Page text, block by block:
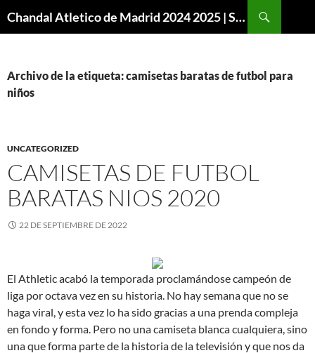
Chandal Atletico de Madrid 2024 2025 | SuperVigo
Archivo de la etiqueta: camisetas baratas de futbol para
niños
UNCATEGORIZED
CAMISETAS DE FUTBOL
BARATAS NIOS 2020
22 DE SEPTIEMBRE DE 2022
El Athletic acabó la temporada proclamándose campeón de
liga por octava vez en su historia. No hay semana que no se
haga viral, y esta vez lo ha sido gracias a una prenda compleja
en fondo y forma. Pero no una camiseta blanca cualquiera, sino
una que forma parte de la historia de la televisión y que nos da